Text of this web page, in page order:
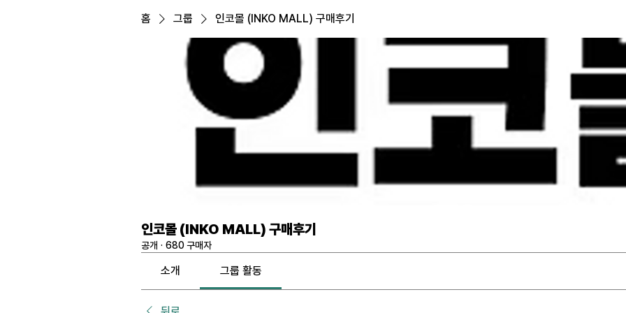
홈 그룹 인코몰 (INKO MALL) 구매후기
인코몰 (INKO MALL) 구매후기
공개 · 680 구매자
소개 그룹 활동